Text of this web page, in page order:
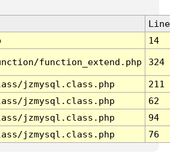
Line
14
function_extend.php 324
jzmysql.class.php
211
jzmysql.class.php
62
jzmysql.class.php
94
jzmysql.class.php 76